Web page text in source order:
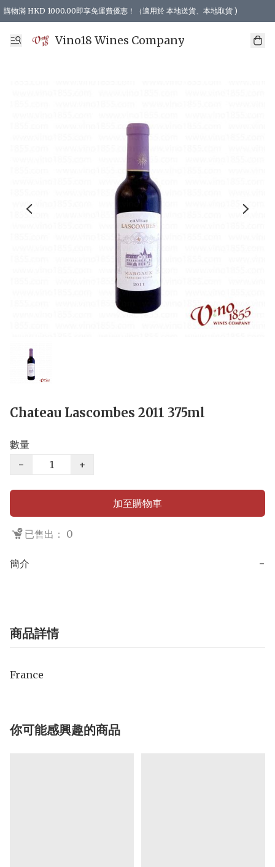
購物滿 HKD 1000.00即享免運費優惠！（適用於 本地送貨、本地取貨 )
Vino18 Wines Company
Chateau Lascombes 2011 375ml
數量
−
+
加至購物車
已售出： 0
簡介 −
商品詳情
France
你可能感興趣的商品